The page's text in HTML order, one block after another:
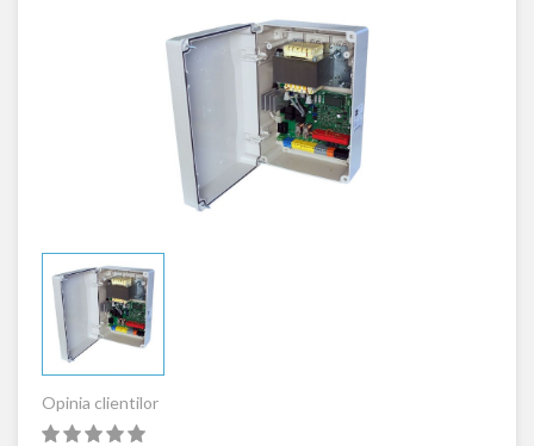
Opinia clientilor